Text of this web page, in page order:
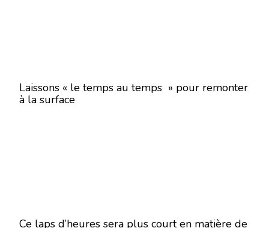
Laissons « le temps au temps » pour remonter
à la surface
Ce laps d’heures sera plus court en matière de